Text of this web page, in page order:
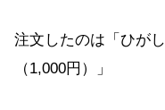
注文したのは「ひが
（1,000円）」